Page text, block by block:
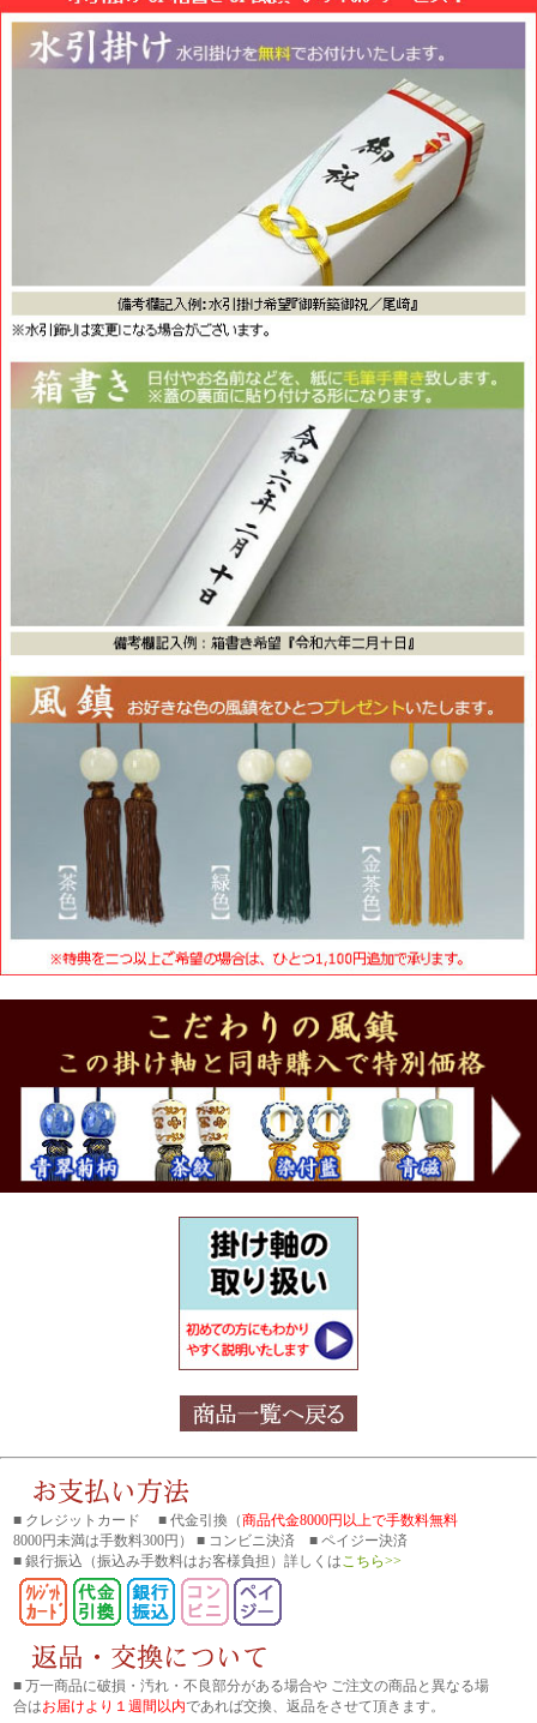
■ クレジットカード ■ 代金引換（商品代金8000円以上で手数料無料
8000円未満は手数料300円） ■ コンビニ決済 ■ ペイジー決済
■ 銀行振込 （振込み手数料はお客様負担）詳しくはこちら>>
■ 万一商品に破損・汚れ・不良部分がある場合や ご注文の商品と異なる場
合はお届けより１週間以内であれば交換、返品をさせて頂きます。